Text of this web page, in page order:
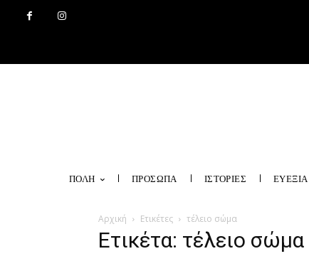
ΠΟΛΗ ΠΡΟΣΩΠΑ ΙΣΤΟΡΙΕΣ ΕΥΕΞΙΑ
Αρχική Ετικέτες τέλειο σώμα
Ετικέτα: τέλειο σώμα